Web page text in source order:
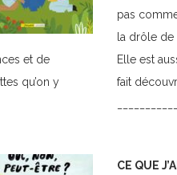
et de
qu’on y
pas
la drôle de
Elle est
fait
CE QUE